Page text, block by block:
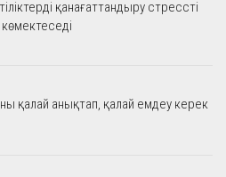
қанағаттандыру стрессті
қалай анықтап, қалай емдеу керек